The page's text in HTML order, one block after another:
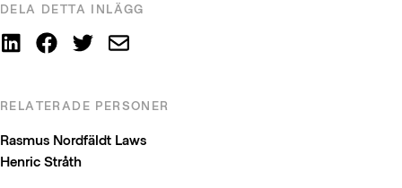
DELA DETTA INLÄGG
RELATERADE PERSONER
Rasmus Nordfäldt Laws
Henric Stråth